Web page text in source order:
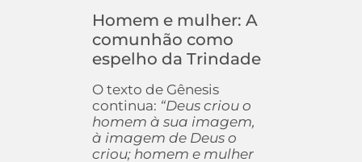
Homem e mulher: A
comunhão como
espelho da Trindade
O texto de Gênesis
continua: “Deus criou o
homem à sua imagem,
à imagem de Deus o
criou; homem e mulher